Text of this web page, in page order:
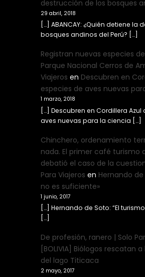
destrucción de los bosques
29 abril, 2018
[…] ABANCAY: ¿Quién detiene la
bosques andinos del Perú? […]
Registran nuevas especies
Parque Nacional Cerros de
Viajeros en Descubren en
especies de aves nuevas
1 marzo, 2018
[…] Descubren en Cordillera
aves nuevas para la ciencia […]
Chinchero, ordenamiento
nada. El primer café turismo
debatió el caso de la
Para Viajeros en Hernando de
no es suficiente»
1 junio, 2017
[…] Hernando de Soto: “El
[…]
De profesión, ranero | Solo
[BOLIVIA] Biólogos rescatan
del lago Titicaca
2 mayo, 2017